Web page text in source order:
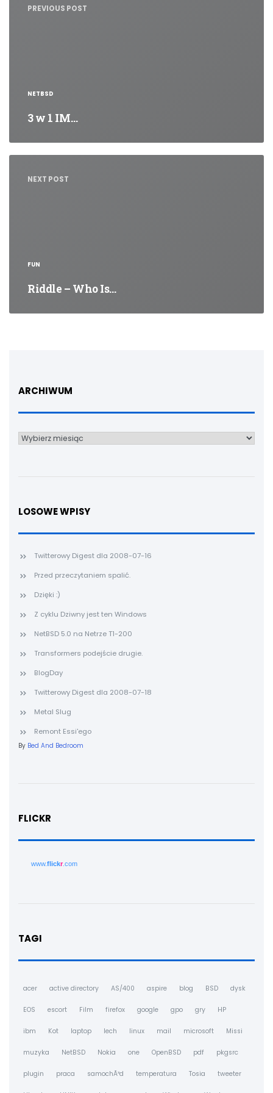
PREVIOUS POST
NETBSD
3 w 1 IM…
NEXT POST
FUN
Riddle – Who Is…
ARCHIWUM
Archiwum
LOSOWE WPISY
Twitterowy Digest dla 2008-07-16
Przed przeczytaniem spalić.
Dzięki :)
Z cyklu Dziwny jest ten Windows
NetBSD 5.0 na Netrze T1-200
Transformers podejście drugie.
BlogDay
Twitterowy Digest dla 2008-07-18
Metal Slug
Remont Essi'ego
By Bed And Bedroom
FLICKR
www.flickr.com
TAGI
acer active directory AS/400 aspire blog BSD dysk
EOS escort Film firefox google gpo gry HP
ibm Kot laptop lech linux mail microsoft Missi
muzyka NetBSD Nokia one OpenBSD pdf pkgsrc
plugin praca samochÃ³d temperatura Tosia tweeter